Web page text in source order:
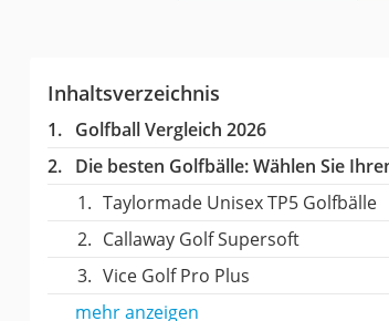
Inhaltsverzeichnis
Golfball Vergleich 2026
Die besten Golfbälle:Wählen Sie
Taylormade Unisex TP5 Golfbälle
Callaway Golf Supersoft
Vice Golf Pro Plus
mehr anzeigen